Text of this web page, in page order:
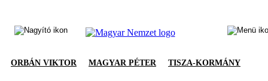
ORBÁN VIKTOR MAGYAR PÉTER TISZA-KORMÁNY